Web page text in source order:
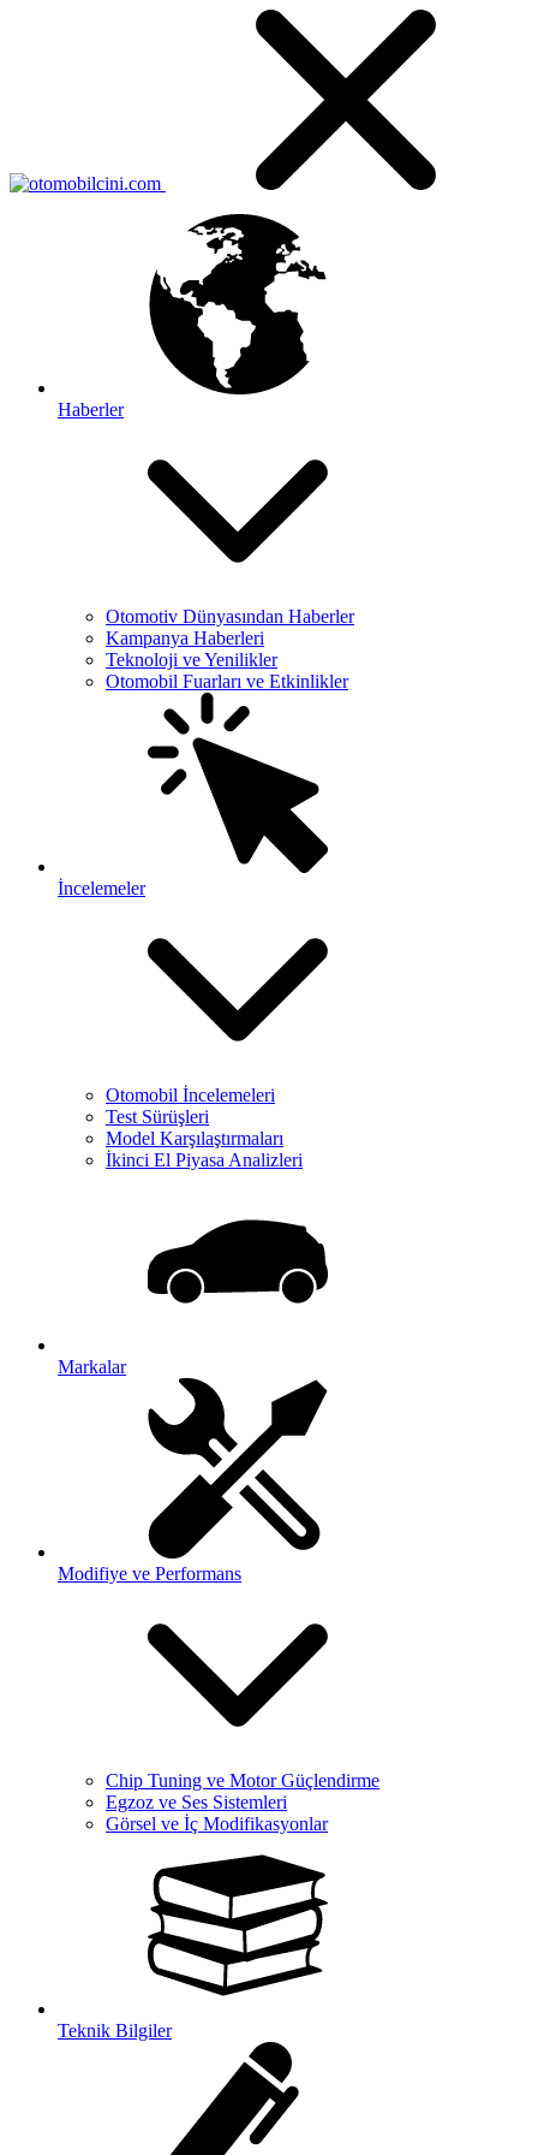
Haberler
Otomotiv Dünyasından Haberler
Kampanya Haberleri
Teknoloji ve Yenilikler
Otomobil Fuarları ve Etkinlikler
İncelemeler
Otomobil İncelemeleri
Test Sürüşleri
Model Karşılaştırmaları
İkinci El Piyasa Analizleri
Markalar
Modifiye ve Performans
Chip Tuning ve Motor Güçlendirme
Egzoz ve Ses Sistemleri
Görsel ve İç Modifikasyonlar
Teknik Bilgiler